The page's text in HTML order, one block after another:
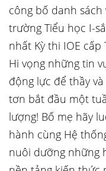
công bố danh
trường Tiểu học I-
nhất Kỳ thi IOE
Hi vọng những tin
động lực để thầy
tơn bắt đầu một
lượng! Bố mẹ hãy
hành cùng Hệ
nuôi dưỡng những